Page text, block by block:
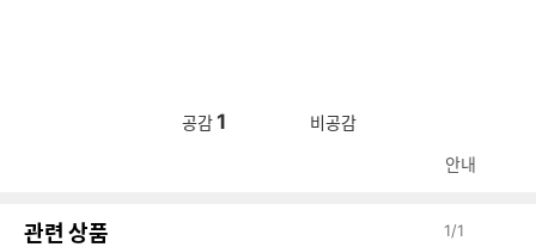
공감 1 비공감
안내
관련 상품 1/1